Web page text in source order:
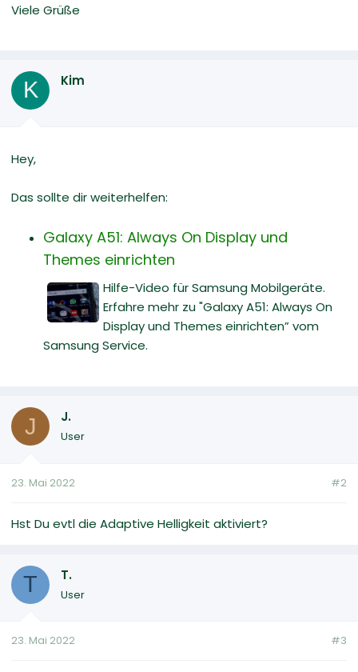
Viele Grüße
K Kim
Hey,
Das sollte dir weiterhelfen:
Galaxy A51: Always On Display und
Themes einrichten
Hilfe-Video für Samsung Mobilgeräte.
Erfahre mehr zu "Galaxy A51: Always On
Display und Themes einrichten” vom
Samsung Service.
J J.
User
23. Mai 2022 #2
Hst Du evtl die Adaptive Helligkeit aktiviert?
T T.
User
23. Mai 2022 #3